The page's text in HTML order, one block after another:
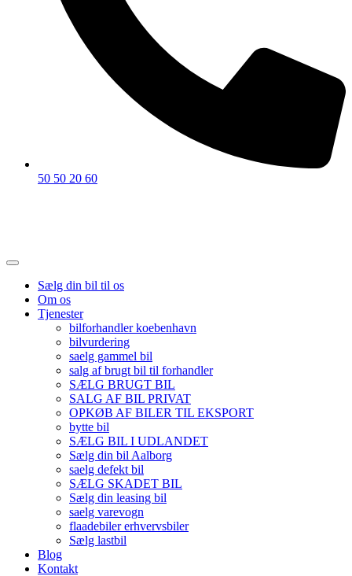
50 50 20 60
Sælg din bil til os
Om os
Tjenester
bilforhandler koebenhavn
bilvurdering
saelg gammel bil
salg af brugt bil til forhandler
SÆLG BRUGT BIL
SALG AF BIL PRIVAT
OPKØB AF BILER TIL EKSPORT
bytte bil
SÆLG BIL I UDLANDET
Sælg din bil Aalborg
saelg defekt bil
SÆLG SKADET BIL
Sælg din leasing bil
saelg varevogn
flaadebiler erhvervsbiler
Sælg lastbil
Blog
Kontakt